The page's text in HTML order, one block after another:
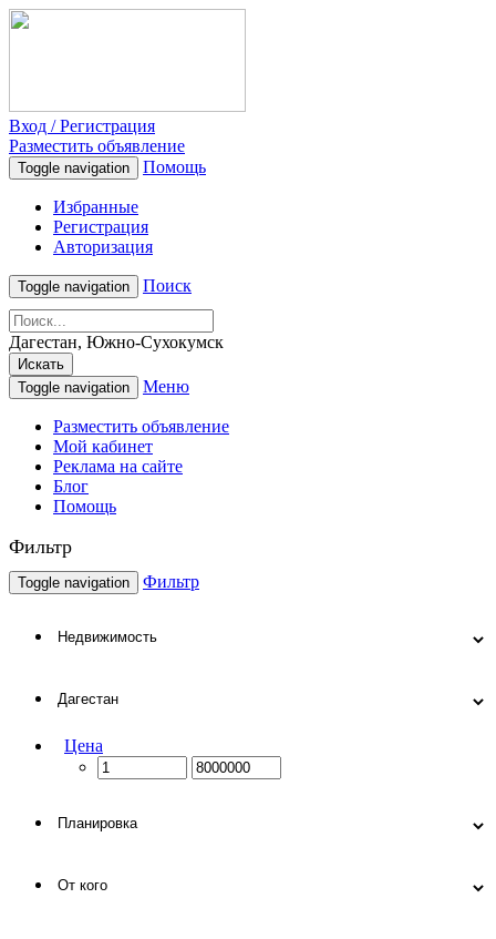
Вход / Регистрация
Разместить объявление
Toggle navigation Помощь
Избранные
Регистрация
Авторизация
Toggle navigation Поиск
Дагестан, Южно-Сухокумск
Искать
Toggle navigation
Меню
Разместить объявление
Мой кабинет
Реклама на сайте
Блог
Помощь
Фильтр
Toggle navigation Фильтр
Цена